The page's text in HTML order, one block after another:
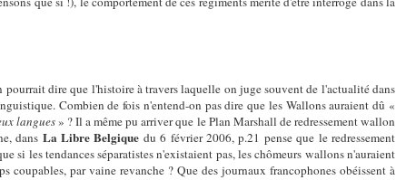
dire que l'histoire à travers laquelle on juge souvent de l'actualité dans
Combien de fois n'entend-on pas dire que les Wallons auraient dû «
langues» ? Il a même pu arriver que le Plan Marshall de redressement wallon
dans La Libre Belgique du 6 février 2006, p.21 pense que le redressement
si les tendances séparatistes n'existaient pas, les chômeurs wallons n'auraient
par vaine revanche ? Que des journaux francophones obéissent à